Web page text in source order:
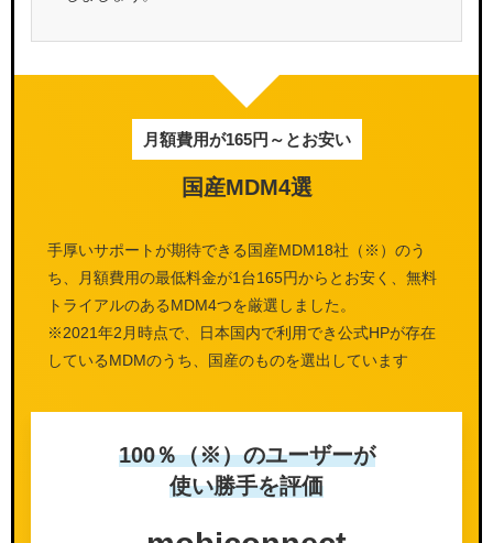
月額費用が165円～とお安い
国産MDM4選
手厚いサポートが期待できる国産MDM18社（※）のう
ち、月額費用の最低料金が1台165円からとお安く、無料
トライアルのあるMDM4つを厳選しました。
※2021年2月時点で、日本国内で利用でき公式HPが存在
しているMDMのうち、国産のものを選出しています
100％（※）のユーザーが
使い勝手を評価